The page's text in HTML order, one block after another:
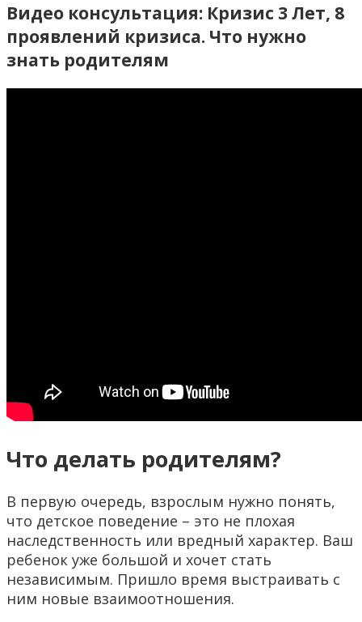
Видео консультация: Кризис 3 Лет, 8
проявлений кризиса. Что нужно
знать родителям
Что делать родителям?
В первую очередь, взрослым нужно понять,
что детское поведение – это не плохая
наследственность или вредный характер. Ваш
ребенок уже большой и хочет стать
независимым. Пришло время выстраивать с
ним новые взаимоотношения.